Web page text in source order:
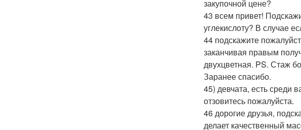
закупочной цене?
43 всем привет!
углекислоту? В случае
44 подскажите
заканчивая правым
двухцветная. PS. Стаж
Заранее спасибо.
45) девчата, есть среди
отзовитесь пожалуйста.
46 дорогие друзья,
делает качественный